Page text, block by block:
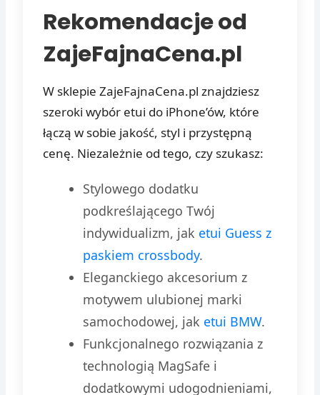
Rekomendacje od
ZajeFajnaCena.pl
W sklepie ZajeFajnaCena.pl znajdziesz
szeroki wybór etui do iPhone’ów, które
łączą w sobie jakość, styl i przystępną
cenę. Niezależnie od tego, czy szukasz:
Stylowego dodatku
podkreślającego Twój
indywidualizm, jak etui Guess z
paskiem crossbody.
Eleganckiego akcesorium z
motywem ulubionej marki
samochodowej, jak etui BMW.
Funkcjonalnego rozwiązania z
technologią MagSafe i
dodatkowymi udogodnieniami,